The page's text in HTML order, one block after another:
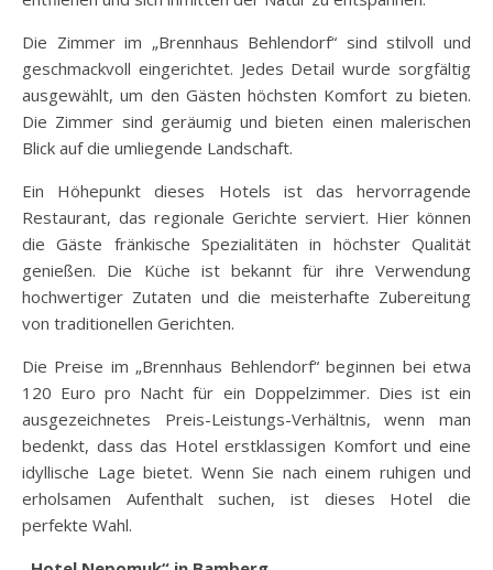
Die Zimmer im „Brennhaus Behlendorf“ sind stilvoll und
geschmackvoll eingerichtet. Jedes Detail wurde sorgfältig
ausgewählt, um den Gästen höchsten Komfort zu bieten.
Die Zimmer sind geräumig und bieten einen malerischen
Blick auf die umliegende Landschaft.
Ein Höhepunkt dieses Hotels ist das hervorragende
Restaurant, das regionale Gerichte serviert. Hier können
die Gäste fränkische Spezialitäten in höchster Qualität
genießen. Die Küche ist bekannt für ihre Verwendung
hochwertiger Zutaten und die meisterhafte Zubereitung
von traditionellen Gerichten.
Die Preise im „Brennhaus Behlendorf“ beginnen bei etwa
120 Euro pro Nacht für ein Doppelzimmer. Dies ist ein
ausgezeichnetes Preis-Leistungs-Verhältnis, wenn man
bedenkt, dass das Hotel erstklassigen Komfort und eine
idyllische Lage bietet. Wenn Sie nach einem ruhigen und
erholsamen Aufenthalt suchen, ist dieses Hotel die
perfekte Wahl.